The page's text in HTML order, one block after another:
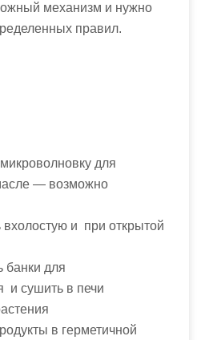
механизм и нужно
правил.
для
— возможно
вхолостую и при открытой
банки для
и сушить в печи
в герметичной